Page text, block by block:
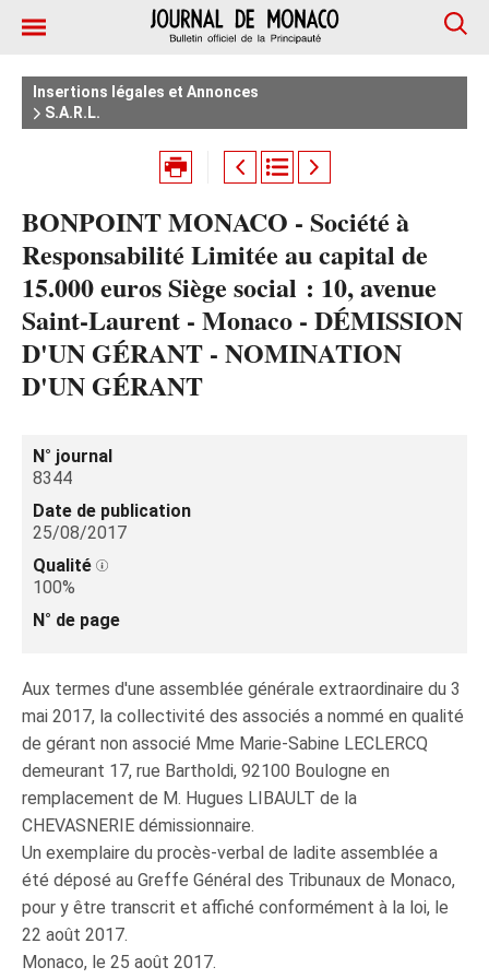
Insertions légales et Annonces
S.A.R.L.
BONPOINT MONACO - Société à
Responsabilité Limitée au capital de
15.000 euros Siège social : 10, avenue
Saint-Laurent - Monaco - DÉMISSION
D'UN GÉRANT - NOMINATION
D'UN GÉRANT
N° journal
8344
Date de publication
25/08/2017
Qualité
100%
N° de page
Aux termes d'une assemblée générale extraordinaire du 3
mai 2017, la collectivité des associés a nommé en qualité
de gérant non associé Mme Marie-Sabine LECLERCQ
demeurant 17, rue Bartholdi, 92100 Boulogne en
remplacement de M. Hugues LIBAULT de la
CHEVASNERIE démissionnaire.
Un exemplaire du procès-verbal de ladite assemblée a
été déposé au Greffe Général des Tribunaux de Monaco,
pour y être transcrit et affiché conformément à la loi, le
22 août 2017.
Monaco, le 25 août 2017.